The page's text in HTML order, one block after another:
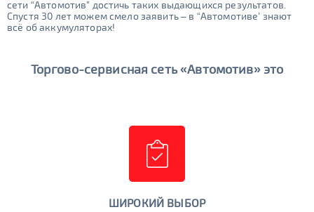
сети “Автомотив" достичь таких выдающихся результатов.
Спустя 30 лет можем смело заявить – в “Автомотиве’ знают
всё об аккумуляторах!
Торгово-сервисная сеть «Автомотив» это
ШИРОКИЙ ВЫБОР